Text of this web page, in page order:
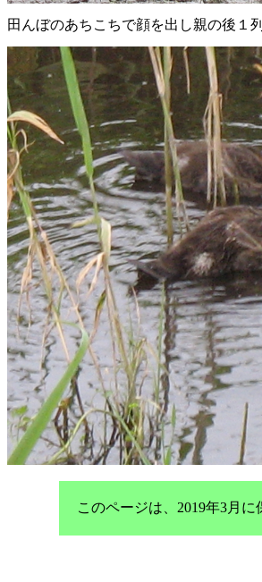
田んぼのあちこちで顔を出し親の後１
このページは、2019年3月